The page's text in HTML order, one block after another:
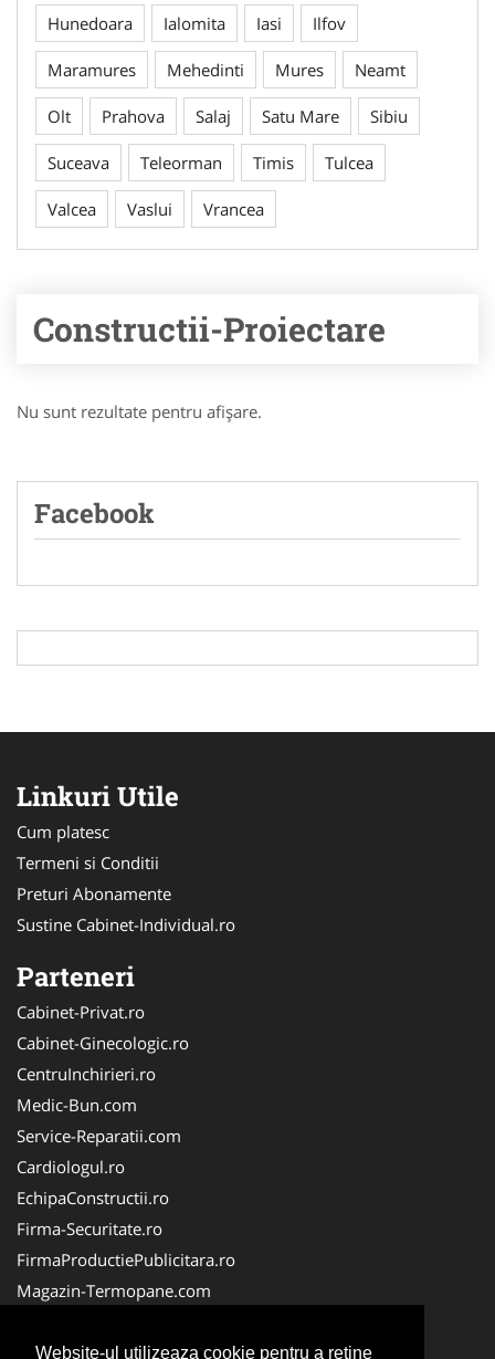
Website-ul utilizeaza cookie pentru a reţine
Hunedoara Ialomita Iasi Ilfov
Maramures Mehedinti Mures Neamt
Olt Prahova Salaj Satu Mare Sibiu
Suceava Teleorman Timis Tulcea
Valcea Vaslui Vrancea
Constructii-Proiectare
Nu sunt rezultate pentru afişare.
Facebook
Linkuri Utile
Cum platesc
Termeni si Conditii
Preturi Abonamente
Sustine Cabinet-Individual.ro
Parteneri
Cabinet-Privat.ro
Cabinet-Ginecologic.ro
CentruInchirieri.ro
Medic-Bun.com
Service-Reparatii.com
Cardiologul.ro
EchipaConstructii.ro
Firma-Securitate.ro
FirmaProductiePublicitara.ro
Magazin-Termopane.com
CramaVinuri.ro